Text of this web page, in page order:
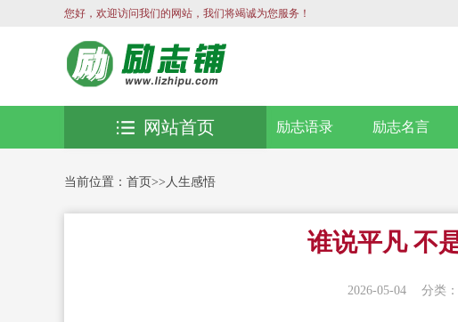
您好，欢迎访问我们的网站，我们将竭诚为您服务！
励志语录 励志名言
网站首页
当前位置： 首页>> 人生感悟
谁说平凡 不
2026-05-04 分类：